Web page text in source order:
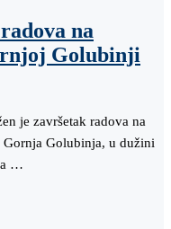
na
Golubinji
je završetak radova na
Gornja Golubinja, u dužini
…